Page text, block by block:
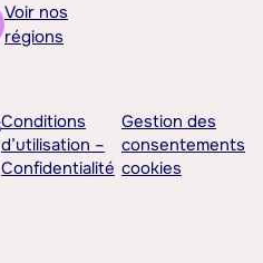
Voir nos
régions
Conditions
d’utilisation –
Confidentialité
Gestion des
consentements
cookies